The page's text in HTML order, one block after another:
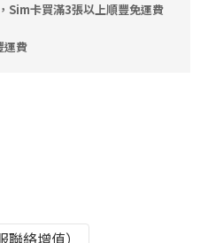
Sim卡買滿3張以上順豐免運費
運費
絡增值）